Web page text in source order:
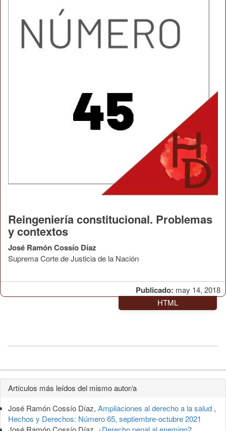
Publicado: may 14, 2018
Reingeniería constitucional. Problemas
y contextos
José Ramón Cossío Díaz
Suprema Corte de Justicia de la Nación
HTML
Detalles
del
artículo
Artículos más leídos del mismo autor/a
José Ramón Cossío Díaz, Ampliaciones al derecho a la salud ,
Hechos y Derechos: Número 65, septiembre-octubre 2021